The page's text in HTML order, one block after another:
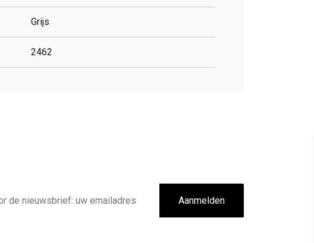
Grijs
2462
Aanmelden